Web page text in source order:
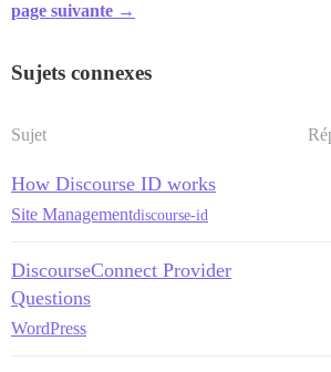
page suivante →
Sujets connexes
Sujet
How Discourse ID works
Site Managementdiscourse-id
DiscourseConnect Provider
Questions
WordPress